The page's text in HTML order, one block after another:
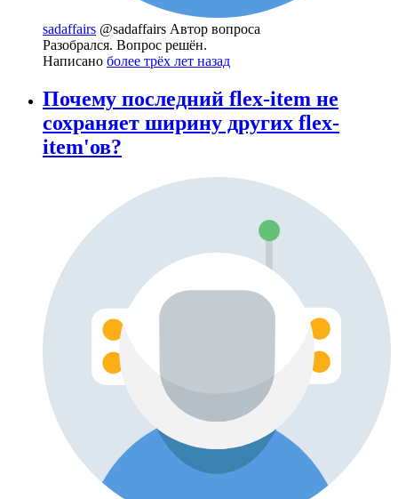
sadaffairs @sadaffairs Автор вопроса
Разобрался. Вопрос решён.
Написано более трёх лет назад
Почему последний flex-item не
сохраняет ширину других flex-
item'ов?